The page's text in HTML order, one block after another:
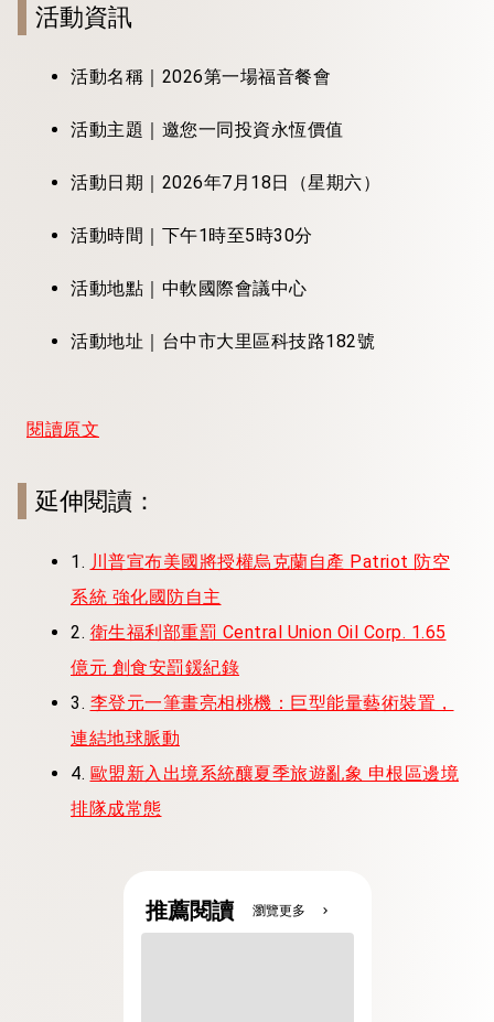
活動資訊
活動名稱｜2026第一場福音餐會
活動主題｜邀您一同投資永恆價值
活動日期｜2026年7月18日（星期六）
活動時間｜下午1時至5時30分
活動地點｜中軟國際會議中心
活動地址｜台中市大里區科技路182號
閱讀原文
延伸閱讀：
1. 川普宣布美國將授權烏克蘭自產 Patriot 防空
系統 強化國防自主
2. 衛生福利部重罰 Central Union Oil Corp. 1.65
億元 創食安罰鍰紀錄
3. 李登元一筆畫亮相桃機：巨型能量藝術裝置，
連結地球脈動
4. 歐盟新入出境系統釀夏季旅遊亂象 申根區邊境
排隊成常態
推薦閱讀 瀏覽更多 chevron_right